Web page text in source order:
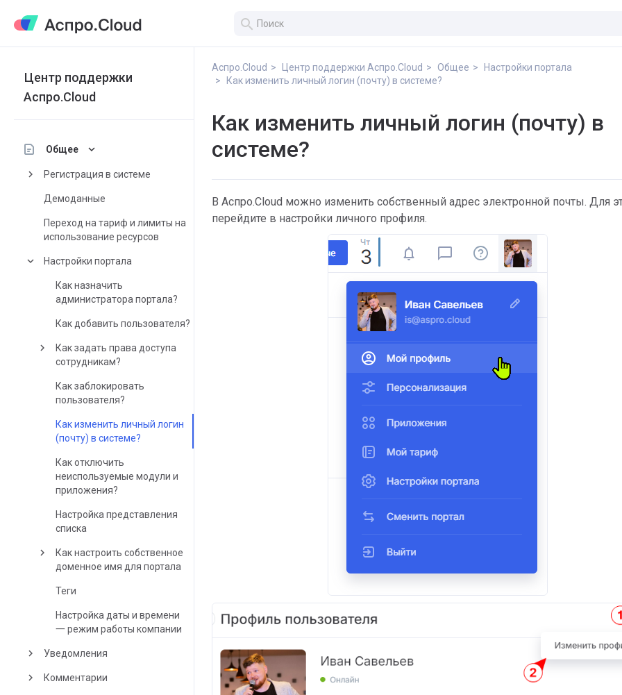
search
Центр поддержки
Аспро.Cloud
Общее
keyboard_arrow_down
keyboard_arrow_right
Регистрация в системе
Демоданные
Переход на тариф и лимиты на
использование ресурсов
keyboard_arrow_down Настройки портала
Как назначить
администратора портала?
Как добавить пользователя?
keyboard_arrow_right
Как задать права доступа
сотрудникам?
Как заблокировать
пользователя?
Как изменить личный логин
(почту) в системе?
Как отключить
неиспользуемые модули и
приложения?
Настройка представления
списка
keyboard_arrow_right
Как настроить собственное
доменное имя для портала
Теги
Настройка даты и времени
一 режим работы компании
keyboard_arrow_right Уведомления
keyboard_arrow_right Комментарии
Аспро.Cloud Центр поддержки Аспро.Cloud Общее
Настройки портала
Как изменить личный логин (почту) в системе?
Как изменить личный логин (почту) в
системе?
В Аспро.Cloud можно изменить собственный адрес электронной почты. Для
перейдите в настройки личного профиля.